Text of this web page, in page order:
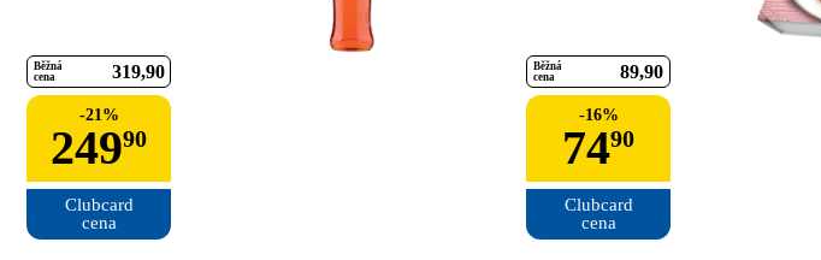
Běžná
cena
319 90
-21%
24990
Clubcard
cena
Běžná
cena
89 90
-16%
7490
Clubcard
cena